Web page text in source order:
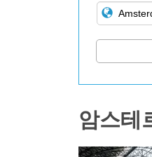
암스테